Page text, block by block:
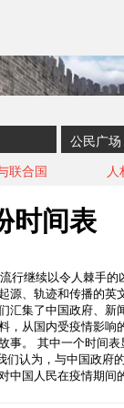
公民广场
联合国 人
时间表
行继续以令人棘手
源、轨迹和传播的英
汇集了中国政府、新
，从国内受疫情影响
事。 其中一个时间
们认为，与中国政府
中国人民在疫情期间